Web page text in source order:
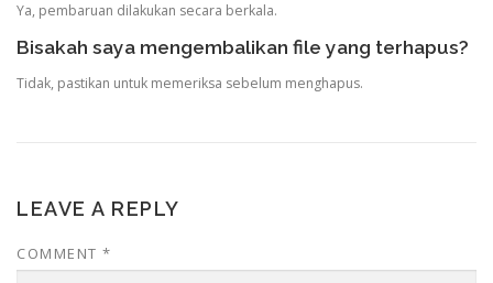
Ya, pembaruan dilakukan secara berkala.
Bisakah saya mengembalikan file yang terhapus?
Tidak, pastikan untuk memeriksa sebelum menghapus.
LEAVE A REPLY
COMMENT *